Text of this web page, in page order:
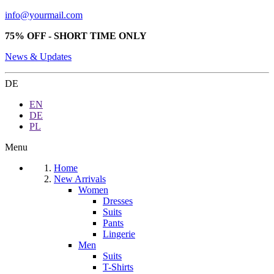
info@yourmail.com
75% OFF - SHORT TIME ONLY
News & Updates
DE
EN
DE
PL
Menu
Home
New Arrivals
Women
Dresses
Suits
Pants
Lingerie
Men
Suits
T-Shirts